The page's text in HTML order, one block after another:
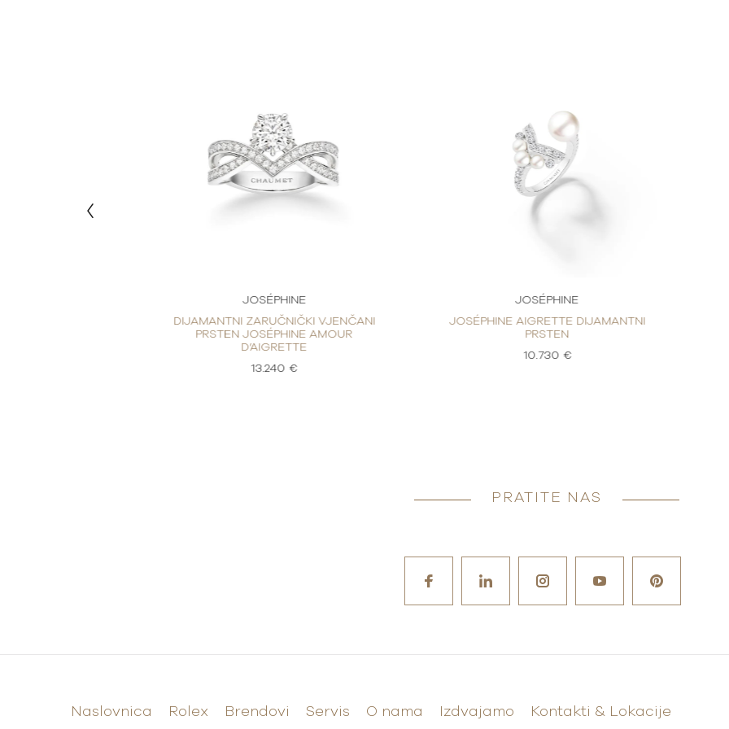
JOSÉPHINE
DIJAMANTNI ZARUČNIČKI VJENČANI
PRSTEN JOSÉPHINE AMOUR
D’AIGRETTE
13.240 €
JOSÉPHINE
JOSÉPHINE AIGRETTE DIJAMANTNI
PRSTEN
10.730 €
PRATITE NAS
Naslovnica Rolex Brendovi Servis O nama Izdvajamo Kontakti & Lokacije